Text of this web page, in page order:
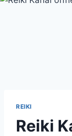
REIKI
Reiki